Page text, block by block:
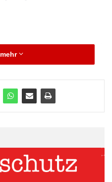
mit der Analyse der Ist-
Mobilität innerhalb des
und wie wichtig ist ihnen
generell in die allgemeine